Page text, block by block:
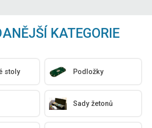
KATEGORIE
stoly Podložky
Sady žetonů